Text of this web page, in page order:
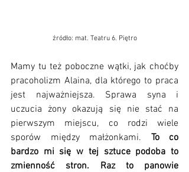
źródło: mat. Teatru 6. Piętro
Mamy tu też poboczne wątki, jak choćby
pracoholizm Alaina, dla którego to praca
jest najważniejsza. Sprawa syna i
uczucia żony okazują się nie stać na
pierwszym miejscu, co rodzi wiele
sporów między małżonkami. To co
bardzo mi się w tej sztuce podoba to
zmienność stron. Raz to panowie